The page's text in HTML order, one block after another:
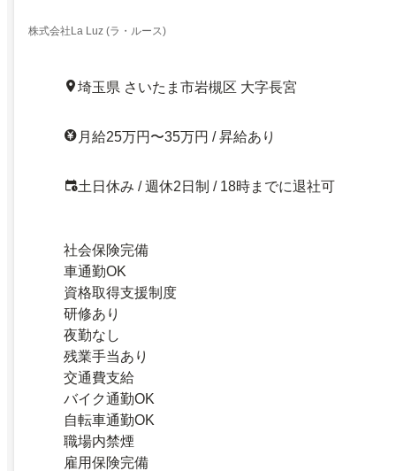
株式会社La Luz (ラ・ルース)
埼玉県 さいたま市岩槻区 大字長宮
月給25万円〜35万円 / 昇給あり
土日休み / 週休2日制 / 18時までに退社可
社会保険完備
車通勤OK
資格取得支援制度
研修あり
夜勤なし
残業手当あり
交通費支給
バイク通勤OK
自転車通勤OK
職場内禁煙
雇用保険完備